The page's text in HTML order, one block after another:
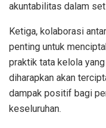
akuntabilitas dalam
Ketiga, kolaborasi
penting untuk
praktik tata kelola
diharapkan akan
dampak positif bagi
keseluruhan.